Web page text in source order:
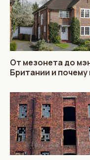
От мезонета до
Британии и